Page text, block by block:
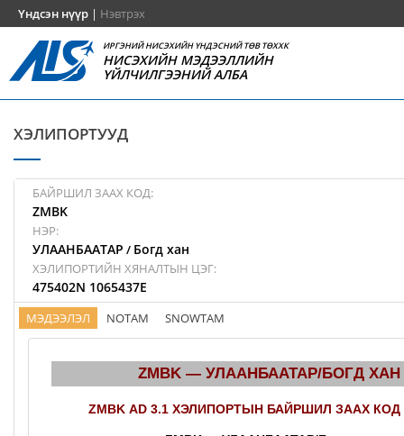
Үндсэн нүүр | Нэвтрэх
ИРГЭНИЙ НИСЭХИЙН ҮНДЭСНИЙ ТӨВ ТӨХХК
НИСЭХИЙН МЭДЭЭЛЛИЙН
ҮЙЛЧИЛГЭЭНИЙ АЛБА
ХЭЛИПОРТУУД
БАЙРШИЛ ЗААХ КОД:
ZMBK
НЭР:
УЛААНБААТАР / Богд хан
ХЭЛИПОРТИЙН ХЯНАЛТЫН ЦЭГ:
475402N 1065437E
МЭДЭЭЛЭЛ NOTAM SNOWTAM